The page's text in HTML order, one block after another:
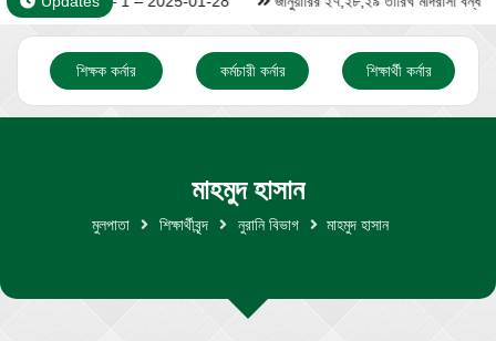
শিক্ষক কর্নার কর্মচারী কর্নার শিক্ষার্থী কর্নার
মাহমুদ হাসান
মুলপাতা শিক্ষার্থীবৃন্দ নুরানি বিভাগ মাহমুদ হাসান